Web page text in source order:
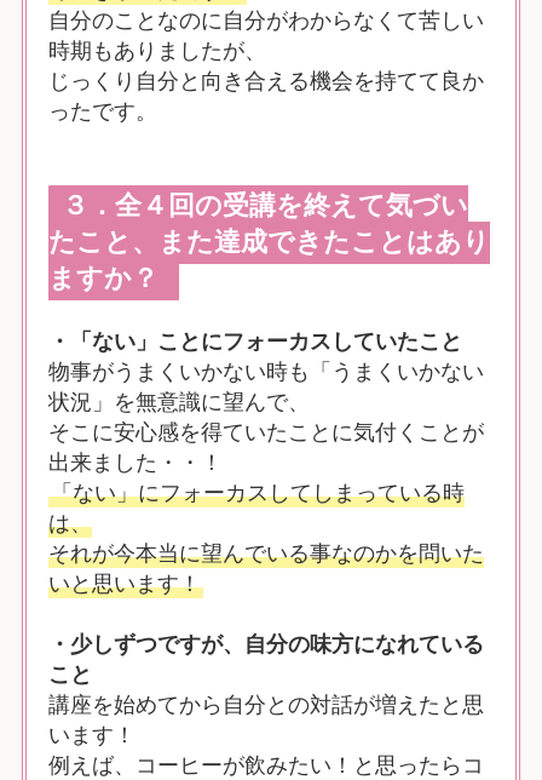
自分のことなのに自分がわからなくて苦しい
時期もありましたが、
じっくり自分と向き合える機会を持てて良か
ったです。
３．全４回の受講を終えて気づい
たこと、また達成できたことはあり
ますか？
・「ない」ことにフォーカスしていたこと
物事がうまくいかない時も「うまくいかない
状況」を無意識に望んで、
そこに安心感を得ていたことに気付くことが
出来ました・・！
「ない」にフォーカスしてしまっている時
は、
それが今本当に望んでいる事なのかを問いた
いと思います！
・少しずつですが、自分の味方になれている
こと
講座を始めてから自分との対話が増えたと思
います！
例えば、コーヒーが飲みたい！と思ったらコ